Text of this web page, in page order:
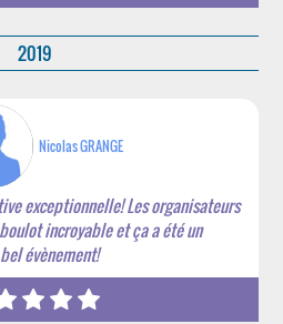
2019
Nicolas GRANGE
exceptionnelle! Les organisateurs
incroyable et ça a été un
évènement!